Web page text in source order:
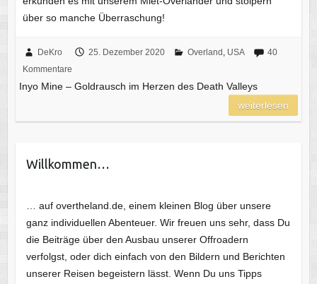
über so manche Überraschung!
DeKro 25. Dezember 2020 Overland USA
40
Kommentare
Inyo Mine – Goldrausch im Herzen des Death Valleys
weiterlesen
Willkommen…
… auf overtheland.de, einem kleinen Blog über unsere
ganz individuellen Abenteuer. Wir freuen uns sehr, dass Du
die Beiträge über den Ausbau unserer Offroadern
verfolgst, oder dich einfach von den Bildern und Berichten
unserer Reisen begeistern lässt. Wenn Du uns Tipps